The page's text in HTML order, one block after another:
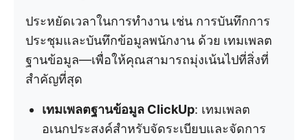
ประหยัดเวลาในการทำงาน เช่น การบันทึกการ
ประชุมและบันทึกข้อมูลพนักงาน ด้วย เทมเพลต
ฐานข้อมูล—เพื่อให้คุณสามารถมุ่งเน้นไปที่สิ่งที่
สำคัญที่สุด
เทมเพลตฐานข้อมูล ClickUp: เทมเพลต
อเนกประสงค์สำหรับจัดระเบียบและจัดการ